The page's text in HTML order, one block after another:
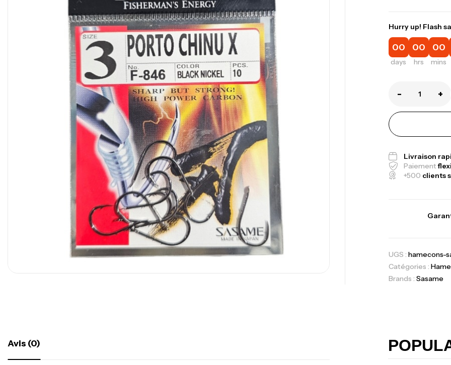
Hurry up! Flash
00
days
00
hrs
00
mins
- +
Livraison
Paiement
+500 clients
UGS : hamecons-
Catégories :
Brands : Sasame
Avis (0)
Canne Jigging
Cannes,Jigging
Bagagerie,
Volant 3
Accastillage